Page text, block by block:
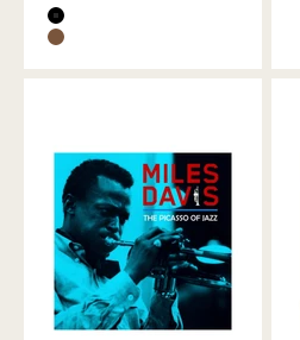
Farbe
SCHWARZ
BRAUN